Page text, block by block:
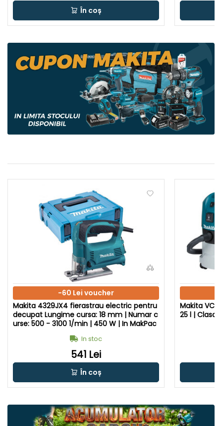
În coș
-60 Lei voucher
Makita 4329JX4 fierastrau electric pentru
decupat Lungime cursa: 18 mm | Numar c
urse: 500 - 3100 1/min | 450 W | In MakPac
In stoc
541 Lei
În coș
Makita
25 l | Clasa